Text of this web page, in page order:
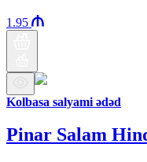
1.95
Kolbasa salyami ədəd
Pinar Salam